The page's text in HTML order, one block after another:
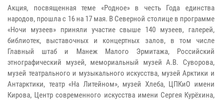
Акция, посвященная теме «Родное» в честь Года единства
народов, прошла с 16 на 17 мая. В Северной столице в программе
«Ночи музеев» приняли участие свыше 140 музеев, галерей,
библиотек, выставочных и концертных залов, в том числе
Главный штаб и Манеж Малого Эрмитажа, Российский
этнографический музей, мемориальный музей А.В. Суворова,
музей театрального и музыкального искусства, музей Арктики и
Антарктики, театр «На Литейном», музей Хлеба, ЦПКиО имени
Кирова, Центр современного искусства имени Сергея Курёхина,